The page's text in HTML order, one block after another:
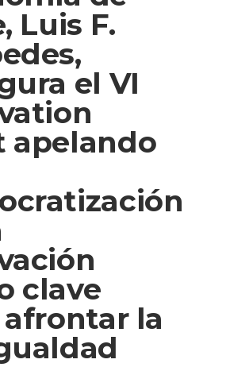
Luis F.
el VI
apelando
clave
afrontar la